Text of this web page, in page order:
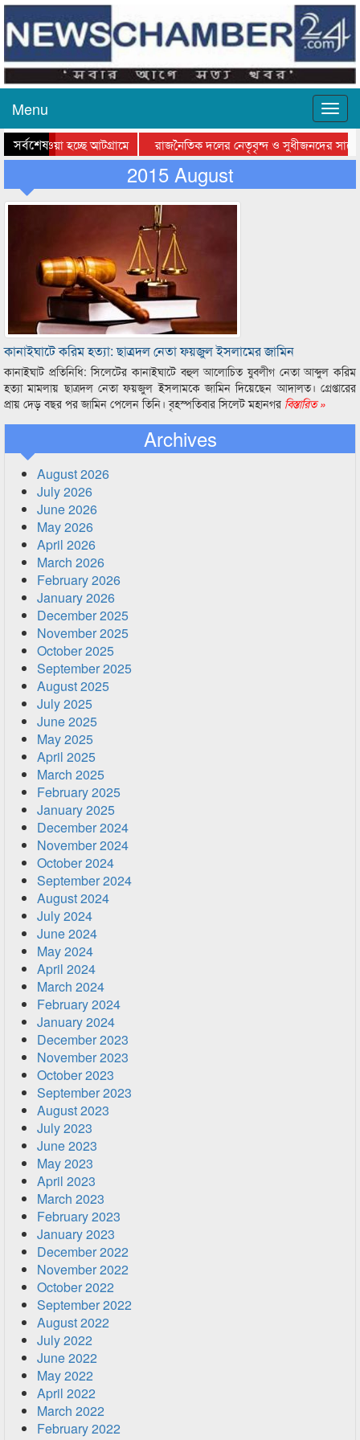
Menu
সর্বশেষ
যাওয়া হচ্ছে আটগ্রামে
রাজনৈতিক দলের নেতৃবৃন্দ ও সুধীজনদের সাথে
পুরস্কার বিতরণ সম্পন্ন
সিলেটে বাংলাদেশ গ্রুপ থিয়েটার
2015 August
কানাইঘাটে করিম হত্যা: ছাত্রদল নেতা ফয়জুল ইসলামের জামিন
কানাইঘাট প্রতিনিধি: সিলেটের কানাইঘাটে বহুল আলোচিত যুবলীগ নেতা আব্দুল করিম
হত্যা মামলায় ছাত্রদল নেতা ফয়জুল ইসলামকে জামিন দিয়েছেন আদালত। গ্রেপ্তারের
প্রায় দেড় বছর পর জামিন পেলেন তিনি। বৃহস্পতিবার সিলেট মহানগর বিস্তারিত »
Archives
August 2026
July 2026
June 2026
May 2026
April 2026
March 2026
February 2026
January 2026
December 2025
November 2025
October 2025
September 2025
August 2025
July 2025
June 2025
May 2025
April 2025
March 2025
February 2025
January 2025
December 2024
November 2024
October 2024
September 2024
August 2024
July 2024
June 2024
May 2024
April 2024
March 2024
February 2024
January 2024
December 2023
November 2023
October 2023
September 2023
August 2023
July 2023
June 2023
May 2023
April 2023
March 2023
February 2023
January 2023
December 2022
November 2022
October 2022
September 2022
August 2022
July 2022
June 2022
May 2022
April 2022
March 2022
February 2022